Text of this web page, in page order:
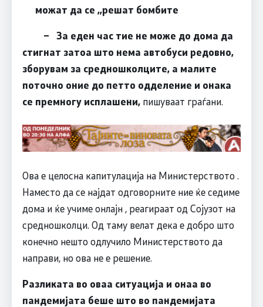
можат да се ,,решат бомбите
– За еден час тие не може до дома да
стигнат затоа што нема автобуси редовно,
зборувам за средношколците, а малите
поточно оние до петто одделение и онака
се премногу исплашени, пишуваат граѓани.
Ова е целосна капитулација на Министерството .
Наместо да се најдат одговорните ние ќе седиме
дома и ќе учиме онлајн , реагираат од Сојузот на
средношколци. Од таму велат дека е добро што
конечно нешто одлучило Министерството да
направи, но ова не е решение.
Разликата во оваа ситуација и онаа во
пандемијата беше што во пандемијата